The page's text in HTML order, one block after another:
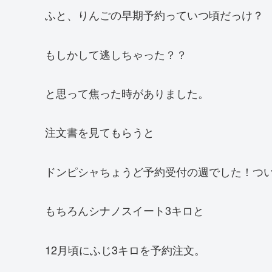
ふと、りんごの早期予約っていつ頃だっけ？
もしかして逃しちゃった？？
と思って焦った時がありました。
注文書を見てもらうと
ドンピシャちょうど予約受付の週でした！つ
もちろんシナノスイート3キロと
12月頃にふじ3キロを予約注文。